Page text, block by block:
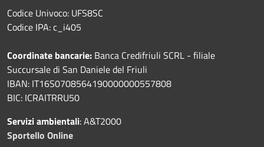
Codice Univoco: UFS8SC
Codice IPA: c_i405
Coordinate bancarie: Banca Credifriuli SCRL - filiale
Succursale di San Daniele del Friuli
IBAN: IT16S0708564190000000557808
BIC: ICRAITRRU50
Servizi ambientali: A&T2000
Sportello Online